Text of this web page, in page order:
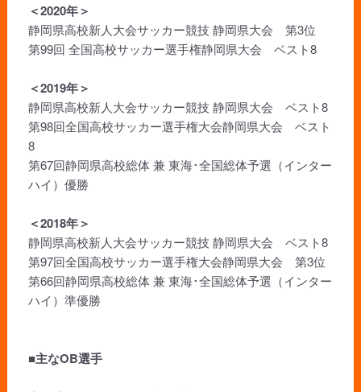
＜2020年＞
静岡県高校新人大会サッカー競技 静岡県大会 第3位
第99回 全国高校サッカー選手権静岡県大会 ベスト8
＜2019年＞
静岡県高校新人大会サッカー競技 静岡県大会 ベスト8
第98回全国高校サッカー選手権大会静岡県大会 ベスト
8
第67回静岡県高校総体 兼 東海･全国総体予選（インター
ハイ）優勝
＜2018年＞
静岡県高校新人大会サッカー競技 静岡県大会 ベスト8
第97回全国高校サッカー選手権大会静岡県大会 第3位
第66回静岡県高校総体 兼 東海･全国総体予選（インター
ハイ）準優勝
■主なOB選手